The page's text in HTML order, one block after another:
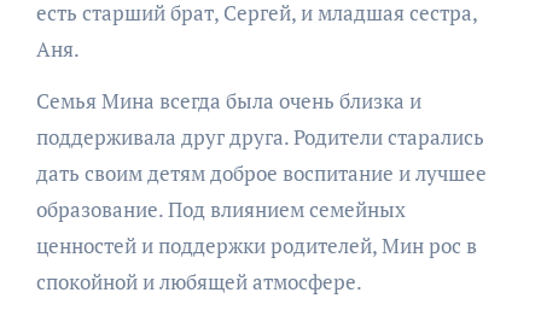
есть старший брат, Сергей, и младшая сестра,
Аня.
Семья Мина всегда была очень близка и
поддерживала друг друга. Родители старались
дать своим детям доброе воспитание и лучшее
образование. Под влиянием семейных
ценностей и поддержки родителей, Мин рос в
спокойной и любящей атмосфере.